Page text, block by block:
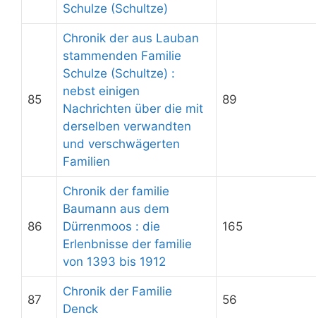
Schulze (Schultze)
85
Chronik der aus Lauban
stammenden Familie
Schulze (Schultze) :
nebst einigen
Nachrichten über die mit
derselben verwandten
und verschwägerten
Familien
89
86
Chronik der familie
Baumann aus dem
Dürrenmoos : die
Erlenbnisse der familie
von 1393 bis 1912
165
87
Chronik der Familie
Denck
56